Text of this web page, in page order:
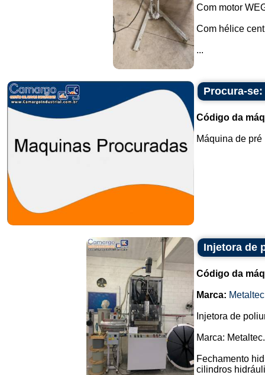
Com motor
Com hélice
...
Procura-
Código da
Máquina de
Injetora de
Código da
Marca: Metaltec
Injetora de
Marca: Metaltec.
Fechamento
cilindros